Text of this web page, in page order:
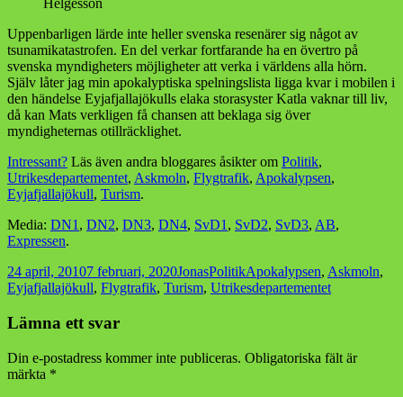
Helgesson
Uppenbarligen lärde inte heller svenska resenärer sig något av
tsunamikatastrofen. En del verkar fortfarande ha en övertro på
svenska myndigheters möjligheter att verka i världens alla hörn.
Själv låter jag min apokalyptiska spelningslista ligga kvar i mobilen i
den händelse Eyjafjallajökulls elaka storasyster Katla vaknar till liv,
då kan Mats verkligen få chansen att beklaga sig över
myndigheternas otillräcklighet.
Intressant? Läs även andra bloggares åsikter om Politik,
Utrikesdepartementet, Askmoln, Flygtrafik, Apokalypsen,
Eyjafjallajökull, Turism.
Media: DN1 , DN2, DN3, DN4, SvD1 , SvD2, SvD3, AB,
Expressen.
Postat
24 april, 20107 februari, 2020Författare
JonasKategorier
PolitikTaggar
Apokalypsen, Askmoln,
Eyjafjallajökull, Flygtrafik, Turism, Utrikesdepartementet
Lämna ett svar
Din e-postadress kommer inte publiceras. Obligatoriska fält är
märkta *